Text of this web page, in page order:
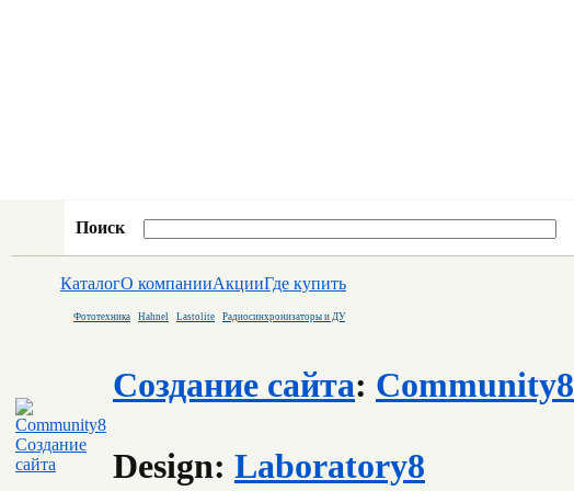
Поиск
КаталогО компанииАкцииГде купить
Фототехника Hahnel Lastolite Радиосинхронизаторы и ДУ
Создание сайта: Community8
Design: Laboratory8